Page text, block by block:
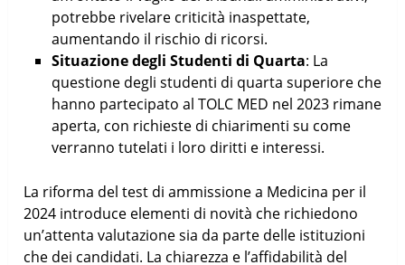
potrebbe rivelare criticità inaspettate,
aumentando il rischio di ricorsi.
Situazione degli Studenti di Quarta: La
questione degli studenti di quarta superiore che
hanno partecipato al TOLC MED nel 2023 rimane
aperta, con richieste di chiarimenti su come
verranno tutelati i loro diritti e interessi.
La riforma del test di ammissione a Medicina per il
2024 introduce elementi di novità che richiedono
un’attenta valutazione sia da parte delle istituzioni
che dei candidati. La chiarezza e l’affidabilità del